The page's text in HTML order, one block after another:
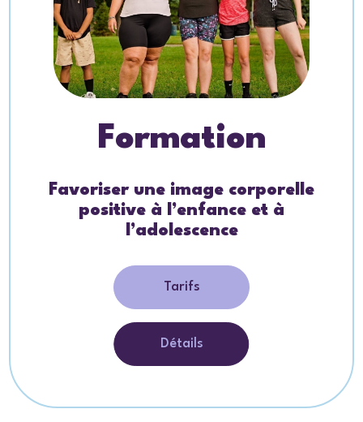
Formation
Favoriser une image corporelle
positive à l’enfance et à
l’adolescence
Tarifs
Détails